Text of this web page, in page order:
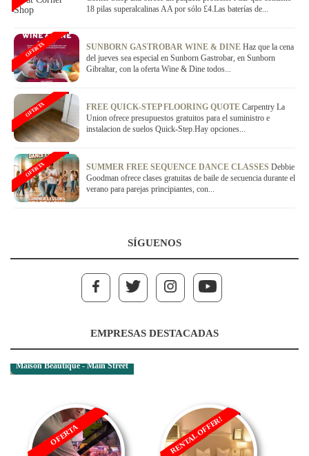
18 pilas superalcalinas AA por sólo £4.Las baterías de...
SUNBORN GASTROBAR WINE & DINE Haz que la cena
del jueves sea especial en Sunborn Gastrobar, en Sunborn
Gibraltar, con la oferta Wine & Dine todos...
OFERTA
FREE QUICK-STEP FLOORING QUOTE Carpentry La
Union ofrece presupuestos gratuitos para el suministro e
instalacion de suelos Quick-Step.Hay opciones...
OFERTA
SUMMER FREE SEQUENCE DANCE CLASSES Debbie
Goodman ofrece clases gratuitas de baile de secuencia durante el
verano para parejas principiantes, con...
OFERTA
SÍGUENOS
EMPRESAS DESTACADAS
Maison Beautique - Main Street
OFERTA RENTAL OFFER!